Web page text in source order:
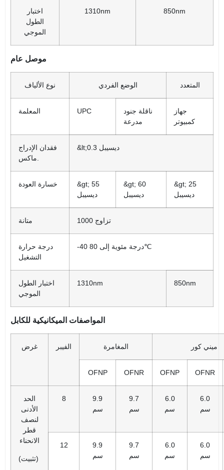
اختبار
الطول
الموجي
1310nm 850nm
موصل عام
نوع الألياف الوضع الفردي المتعدد
المعلمة UPC
ناقلة جنود
مدرعة
جهاز
كمبيوتر
فقدان الإدراج
&lt;0.3 ديسيبل
خسارة العودة
&gt; 55
ديسيبل
&gt; 60
ديسيبل
&gt; 25
ديسيبل
متانة 1000 تزاوج
درجة حرارة
التشغيل
-40 درجة مئوية إلى 80℃
اختبار الطول
الموجي
1310nm 850nm
المواصفات الميكانيكية للكابل
غرض الفيبر المغامرة ميني كور
OFNP OFNR OFNP OFNR
الحد
الأدنى
لنصف
قطر
الانحناء
(تثبيت)
8
9.9
سم
9.7
سم
6.0
سم
6.0
سم
12
9.9
سم
9.7
سم
6.0
سم
6.0
سم